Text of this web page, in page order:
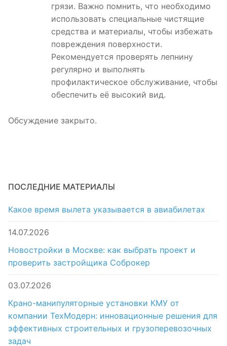
грязи. Важно помнить, что необходимо
использовать специальные чистящие
средства и материалы, чтобы избежать
повреждения поверхности.
Рекомендуется проверять лепнину
регулярно и выполнять
профилактическое обслуживание, чтобы
обеспечить её высокий вид.
Обсуждение закрыто.
ПОСЛЕДНИЕ МАТЕРИАЛЫ
Какое время вылета указывается в авиабилетах
14.07.2026
Новостройки в Москве: как выбрать проект и
проверить застройщика Соброкер
03.07.2026
Крано-манипуляторные установки КМУ от
компании ТехМодерн: инновационные решения для
эффективных строительных и грузоперевозочных
задач